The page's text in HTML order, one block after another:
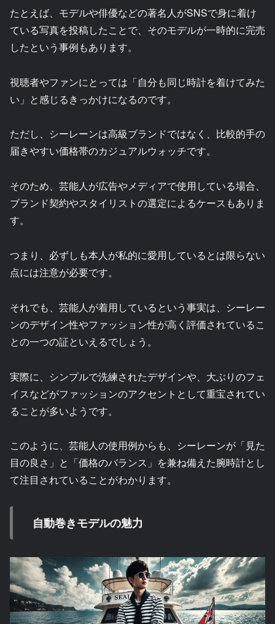
たとえば、モデルや俳優などの著名人がSNSで身に着け
ている写真を投稿したことで、そのモデルが一時的に完売
したという事例もあります。
視聴者やファンにとっては「自分も同じ時計を着けてみた
い」と感じるきっかけになるのです。
ただし、シーレーンは高級ブランドではなく、比較的手の
届きやすい価格帯のカジュアルウォッチです。
そのため、芸能人が広告やメディアで使用している場合、
ブランド契約やスタイリストの選定によるケースもありま
す。
つまり、必ずしも本人が私的に愛用しているとは限らない
点には注意が必要です。
それでも、芸能人が着用しているという事実は、シーレー
ンのデザイン性やファッション性が高く評価されているこ
との一つの証といえるでしょう。
実際に、シンプルで洗練されたデザインや、大ぶりのフェ
イスなどがファッションのアクセントとして重宝されてい
ることが多いようです。
このように、芸能人の使用例からも、シーレーンが「見た
目の良さ」と「価格のバランス」を兼ね備えた腕時計とし
て注目されていることがわかります。
自動巻きモデルの魅力